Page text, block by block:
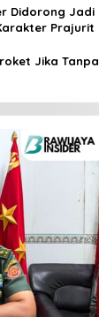
Didorong Jadi
Prajurit
Jika Tanpa